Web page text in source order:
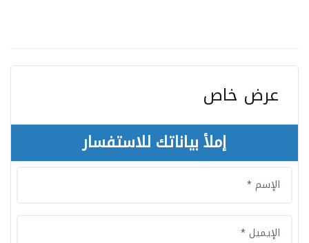
عرض خاص
إملأ بياناتك للاستفسار